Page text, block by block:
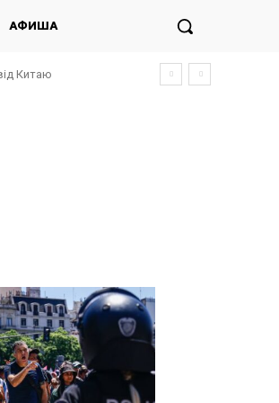
АФИША
Китаю